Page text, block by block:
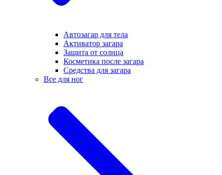
Автозагар для тела
Активатор загара
Защита от солнца
Косметика после загара
Средства для загара
Все для ног